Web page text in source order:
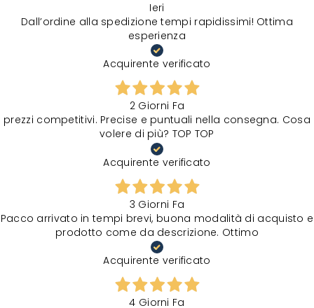
Ieri
Dall’ordine alla spedizione tempi rapidissimi! Ottima
esperienza
Acquirente verificato
2 Giorni Fa
prezzi competitivi. Precise e puntuali nella consegna. Cosa
volere di più? TOP TOP
Acquirente verificato
3 Giorni Fa
Pacco arrivato in tempi brevi, buona modalità di acquisto e
prodotto come da descrizione. Ottimo
Acquirente verificato
4 Giorni Fa